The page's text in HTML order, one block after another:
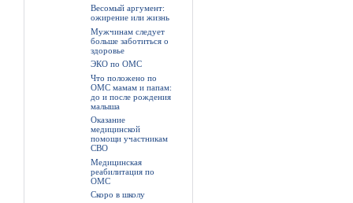
Весомый аргумент:
ожирение или жизнь
Мужчинам следует
больше заботиться о
здоровье
ЭКО по ОМС
Что положено по
ОМС мамам и папам:
до и после рождения
малыша
Оказание
медицинской
помощи участникам
СВО
Медицинская
реабилитация по
ОМС
Скоро в школу